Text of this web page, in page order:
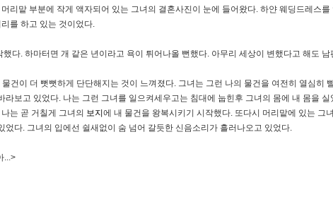
리맡 부분에 작게 액자되어 있는 그녀의 결혼사진이 눈에 들어왔다. 하얀 웨딩드레스
를 하고 있는 것이었다.
다. 하마터면 개 같은 년이라고 욕이 튀어나올 뻔했다. 아무리 세상이 변했다고 해도
건이 더 뻣뻣하게 단단해지는 것이 느껴졌다. 그녀는 그런 나의 물건을 여전히 열심히
보고 있었다. 나는 그런 그녀를 일으켜세우고는 침대에 눕힌후 그녀의 몸에 내 몸을
는 곧 거칠게 그녀의 보지 에 내 물건을 왕복시키기 시작했다. 또다시 머리맡에 있는 그
었다. 그녀의 입에선 쉴새없이 숨 넘어 갈듯한 신음소리가 흘러나오고 있었다.
...>